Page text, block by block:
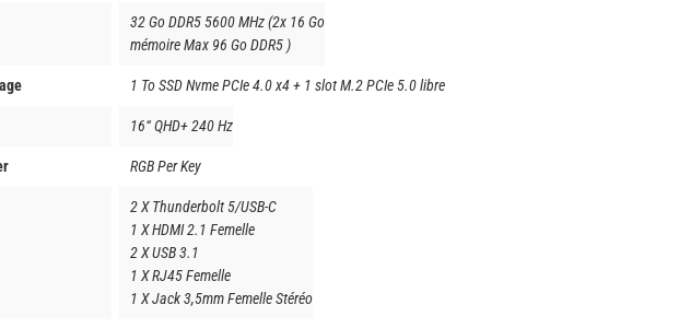
32 Go DDR5 5600 MHz (2x 16 Go
mémoire Max 96 Go DDR5 )
1 To SSD Nvme PCIe 4.0 x4 + 1 slot M.2 PCIe 5.0 libre
16“ QHD+ 240 Hz
RGB Per Key
2 X Thunderbolt 5/USB-C
1 X HDMI 2.1 Femelle
2 X USB 3.1
1 X RJ45 Femelle
1 X Jack 3,5mm Femelle Stéréo